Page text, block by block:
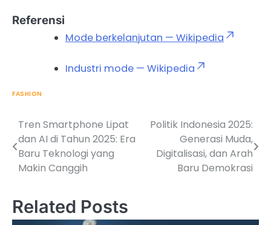
Referensi
Mode berkelanjutan — Wikipedia
Industri mode — Wikipedia
FASHION
Post
navigation
Tren Smartphone Lipat
dan AI di Tahun 2025: Era
Baru Teknologi yang
Makin Canggih
Politik Indonesia 2025:
Generasi Muda,
Digitalisasi, dan Arah
Baru Demokrasi
Related Posts